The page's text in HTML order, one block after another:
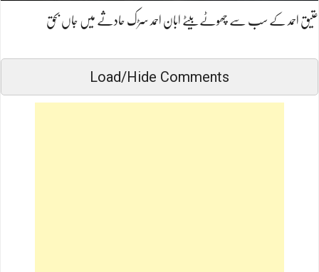
عتیق احمد کے سب سے چھوٹے بیٹے ابان احمد سڑک حادثے میں جاں بحق
Load/Hide Comments